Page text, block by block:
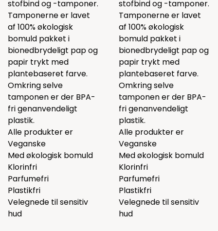
stofbind og -tamponer.
Tamponerne er lavet
af 100% økologisk
bomuld pakket i
bionedbrydeligt pap og
papir trykt med
plantebaseret farve.
Omkring selve
tamponen er der BPA-
fri genanvendeligt
plastik.
Alle produkter er
Veganske
Med økologisk bomuld
Klorinfri
Parfumefri
Plastikfri
Velegnede til sensitiv
hud
stofbind og -tamponer.
Tamponerne er lavet
af 100% økologisk
bomuld pakket i
bionedbrydeligt pap og
papir trykt med
plantebaseret farve.
Omkring selve
tamponen er der BPA-
fri genanvendeligt
plastik.
Alle produkter er
Veganske
Med økologisk bomuld
Klorinfri
Parfumefri
Plastikfri
Velegnede til sensitiv
hud